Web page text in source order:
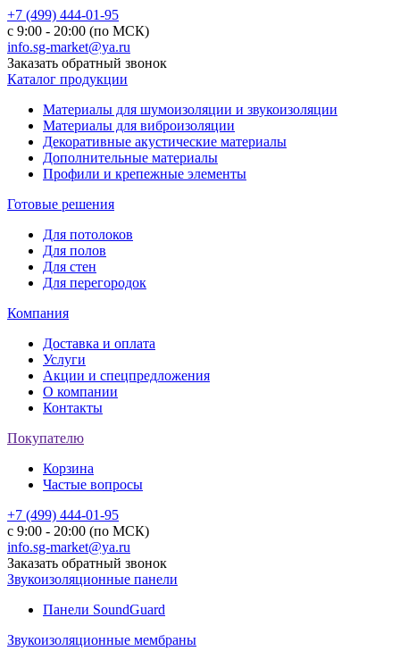
+7 (499) 444-01-95
с 9:00 - 20:00 (по МСК)
info.sg-market@ya.ru
Заказать обратный звонок
Каталог продукции
Материалы для шумоизоляции и звукоизоляции
Материалы для виброизоляции
Декоративные акустические материалы
Дополнительные материалы
Профили и крепежные элементы
Готовые решения
Для потолоков
Для полов
Для стен
Для перегородок
Компания
Доставка и оплата
Услуги
Акции и спецпредложения
О компании
Контакты
Покупателю
Корзина
Частые вопросы
+7 (499) 444-01-95
с 9:00 - 20:00 (по МСК)
info.sg-market@ya.ru
Заказать обратный звонок
Звукоизоляционные панели
Панели SoundGuard
Звукоизоляционные мембраны